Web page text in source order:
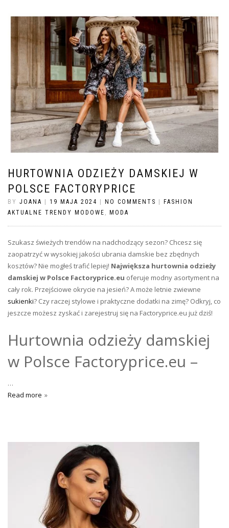
HURTOWNIA ODZIEŻY DAMSKIEJ W
POLSCE FACTORYPRICE
BY JOANA 19 MAJA 2024 NO COMMENTS
FASHION
AKTUALNE TRENDY MODOWE , MODA
Szukasz świeżych trendów na nadchodzący sezon? Chcesz się
zaopatrzyć w wysokiej jakości ubrania damskie bez zbędnych
kosztów? Nie mogłeś trafić lepiej! Największa hurtownia odzieży
damskiej w Polsce Factoryprice.eu oferuje modny asortyment na
cały rok. Przejściowe okrycie na jesień? A może letnie zwiewne
sukienki? Czy raczej stylowe i praktyczne dodatki na zimę? Odkryj, co
jeszcze możesz zyskać i zarejestruj się na Factoryprice.eu już dziś!
Hurtownia odzieży damskiej
w Polsce Factoryprice.eu –
…
Read more